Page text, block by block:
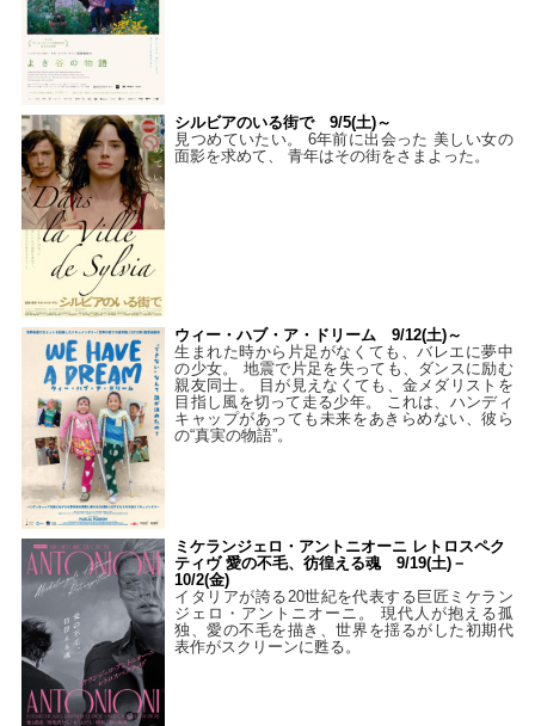
シルビアのいる街で 9/5(土)～
見つめていたい。 6年前に出会った 美しい女の
面影を求めて、 青年はその街をさまよった。
ウィー・ハブ・ア・ドリーム 9/12(土)～
生まれた時から片足がなくても、バレエに夢中
の少女。 地震で片足を失っても、ダンスに励む
親友同士。 目が見えなくても、金メダリストを
目指し風を切って走る少年。 これは、ハンディ
キャップがあっても未来をあきらめない、彼ら
の“真実の物語”。
ミケランジェロ・アントニオーニ レトロスペク
ティヴ 愛の不毛、彷徨える魂 9/19(土)－
10/2(金)
イタリアが誇る20世紀を代表する巨匠ミケラン
ジェロ・アントニオーニ。 現代人が抱える孤
独、愛の不毛を描き、世界を揺るがした初期代
表作がスクリーンに甦る。